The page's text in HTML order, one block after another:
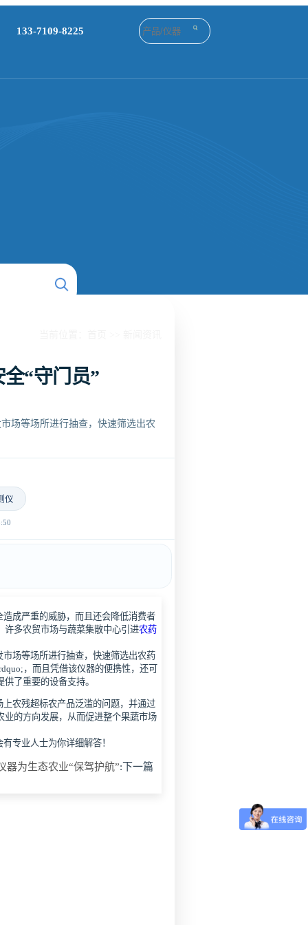
133-7109-8225
“守门员”
场等场所进行抽查，快速筛选出农
仪
成严重的威胁，而且还会降低消费者
许多农贸市场与蔬菜集散中心引进农药
场等场所进行抽查，快速筛选出农药
，而且凭借该仪器的便携性，还可
了重要的设备支持。
农残超标农产品泛滥的问题，并通过
的方向发展，从而促进整个果蔬市场
专业人士为你详细解答！
器为生态农业“保驾护航”:下一篇